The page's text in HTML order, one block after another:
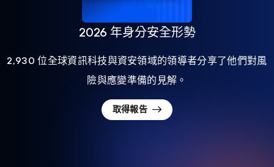
2026 年身分安全形勢
2,930 位全球資訊科技與資安領域的領導者分享了他們對風
險與應變準備的見解。
取得報告